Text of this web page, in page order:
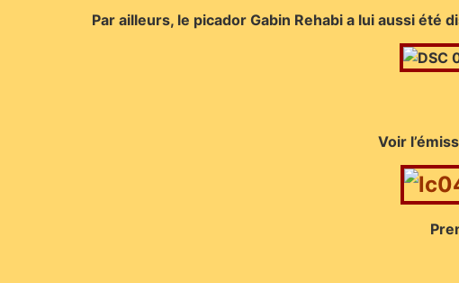
Par ailleurs, le picador Gabin Rehabi a lui aussi
Voir